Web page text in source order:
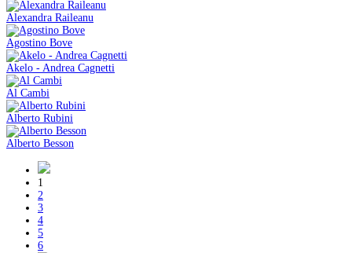
Alexandra Raileanu
Agostino Bove
Akelo - Andrea Cagnetti
Al Cambi
Alberto Rubini
Alberto Besson
1
2
3
4
5
6